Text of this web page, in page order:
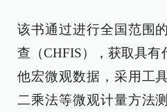
该书通过进行全国范围
查（CHFIS），获取具
他宏微观数据，采用工
二乘法等微观计量方法